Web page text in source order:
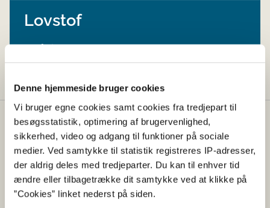
Denne hjemmeside bruger cookies
Vi bruger egne cookies samt cookies fra tredjepart til
besøgsstatistik, optimering af brugervenlighed,
sikkerhed, video og adgang til funktioner på sociale
medier. Ved samtykke til statistik registreres IP-adresser,
der aldrig deles med tredjeparter. Du kan til enhver tid
ændre eller tilbagetrække dit samtykke ved at klikke på
”Cookies” linket nederst på siden.
Lovstof
Gå til Dyrevelfærd - lovstof
Fødevarestyrelsen
Fødevarestyrelsen er en styrelse under
Erhvervsministeriet. Styrelsen arbejder med hele
fødevarekæden fra jord til bord med fokus på
dyresundhed og sikker, sund mad. Vi står bag De